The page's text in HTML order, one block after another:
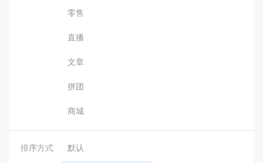
零售
直播
文章
拼团
商城
排序方式 默认